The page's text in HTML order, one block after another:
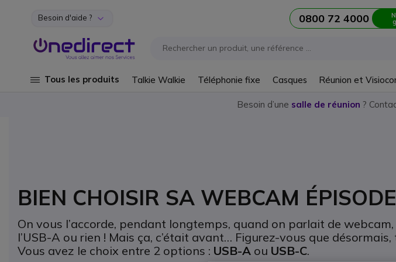
Aller au contenu
Besoin d'aide ? 0800 72 4000
Tous les produits Talkie Walkie Téléphonie fixe Casques Réunion et
Besoin d’une salle de réunion ?
BIEN CHOISIR SA WEBCAM
On vous l’accorde, pendant longtemps, quand on parlait de
l’USB-A ou rien ! Mais ça, c’était avant… Figurez-vous que
Vous avez le choix entre 2 options : USB-A ou USB-C.